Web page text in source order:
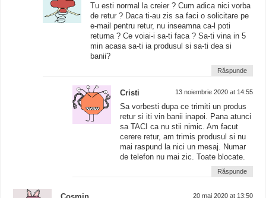
Tu esti normal la creier ? Cum adica nici vorba
de retur ? Daca ti-au zis sa faci o solicitare pe
e-mail pentru retur, nu inseamna ca-l poti
returna ? Ce voiai-i sa-ti faca ? Sa-ti vina in 5
min acasa sa-ti ia produsul si sa-ti dea si
banii?
Răspunde
Cristi 13 noiembrie 2020 at 14:55
Sa vorbesti dupa ce trimiti un produs
retur si iti vin banii inapoi. Pana atunci
sa TACI ca nu stii nimic. Am facut
cerere retur, am trimis produsul si nu
mai raspund la nici un mesaj. Numar
de telefon nu mai zic. Toate blocate.
Răspunde
20 mai 2020 at 13:50